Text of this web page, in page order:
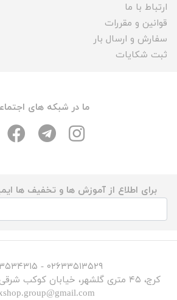
ارتباط با ما
قوانین و مقررات
سفارش و ارسال بار
ثبت شکایات
ما در شبکه های
برای اطلاع از آموزش ها و تخفیف ها
۰۲۶۳۳۵۱۳۵۲۹ - ۰۲۶۳۳۵۳۴۳۱۵
کرج، ۴۵ متری گلشهر، خیابان کوکب شرقی، عکس و فیلم مکث